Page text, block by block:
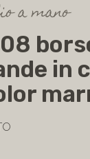
a mano
in